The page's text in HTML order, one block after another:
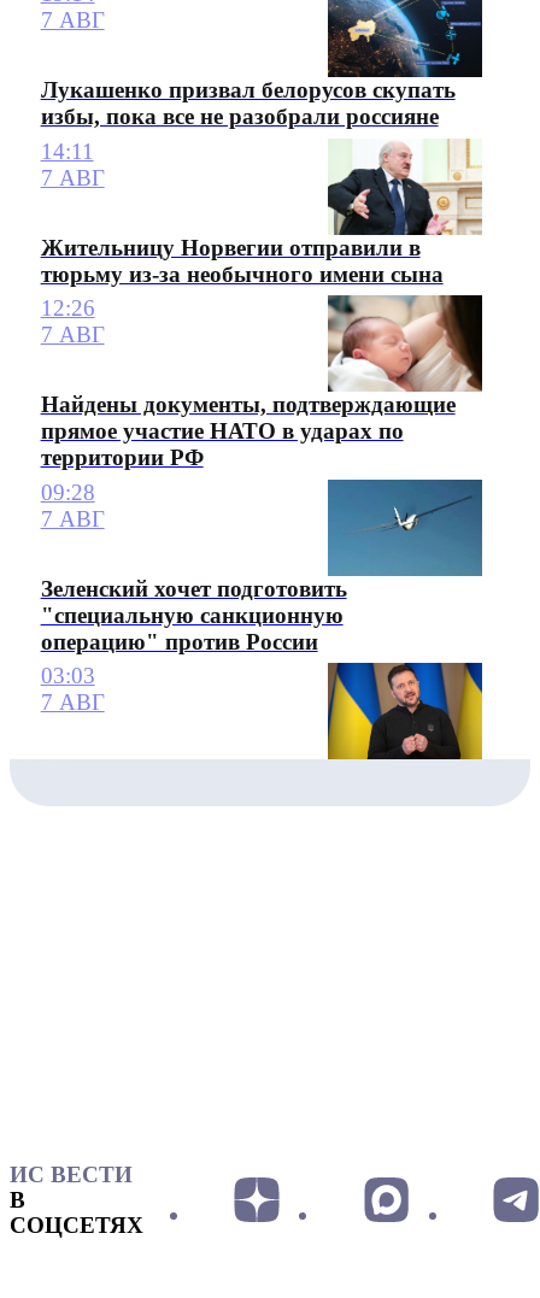
7 АВГ
Лукашенко призвал белорусов скупать
избы, пока все не разобрали россияне
14:11
7 АВГ
Жительницу Норвегии отправили в
тюрьму из-за необычного имени сына
12:26
7 АВГ
Найдены документы, подтверждающие
прямое участие НАТО в ударах по
территории РФ
09:28
7 АВГ
Зеленский хочет подготовить
"специальную санкционную
операцию" против России
03:03
7 АВГ
ИС ВЕСТИ
В
СОЦСЕТЯХ